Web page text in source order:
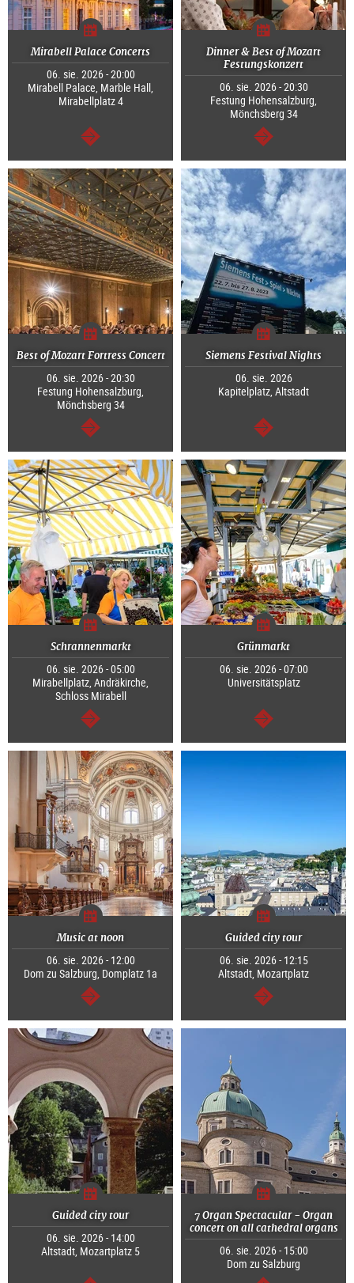
Mirabell Palace Concerts
06. sie. 2026 - 20:00
Mirabell Palace, Marble Hall,
Mirabellplatz 4
dalej
Dinner & Best of Mozart
Festungskonzert
06. sie. 2026 - 20:30
Festung Hohensalzburg,
Mönchsberg 34
dalej
Best of Mozart Fortress Concert
06. sie. 2026 - 20:30
Festung Hohensalzburg,
Mönchsberg 34
dalej
Siemens Festival Nights
06. sie. 2026
Kapitelplatz, Altstadt
dalej
Schrannenmarkt
06. sie. 2026 - 05:00
Mirabellplatz, Andräkirche,
Schloss Mirabell
dalej
Grünmarkt
06. sie. 2026 - 07:00
Universitätsplatz
dalej
Music at noon
06. sie. 2026 - 12:00
Dom zu Salzburg, Domplatz 1a
dalej
Guided city tour
06. sie. 2026 - 12:15
Altstadt, Mozartplatz
dalej
Guided city tour
06. sie. 2026 - 14:00
Altstadt, Mozartplatz 5
7 Organ Spectacular - Organ
concert on all cathedral organs
06. sie. 2026 - 15:00
Dom zu Salzburg